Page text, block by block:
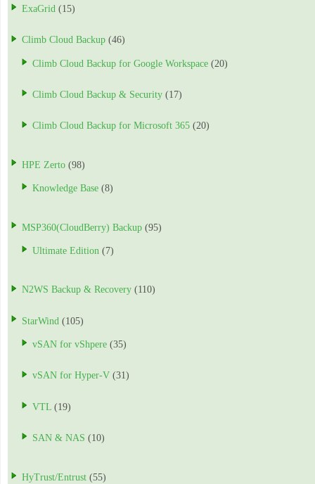
ExaGrid (15)
Climb Cloud Backup (46)
Climb Cloud Backup for Google Workspace (20)
Climb Cloud Backup & Security (17)
Climb Cloud Backup for Microsoft 365 (20)
HPE Zerto (98)
Knowledge Base (8)
MSP360(CloudBerry) Backup (95)
Ultimate Edition (7)
N2WS Backup & Recovery (110)
StarWind (105)
vSAN for vShpere (35)
vSAN for Hyper-V (31)
VTL (19)
SAN & NAS (10)
HyTrust/Entrust (55)